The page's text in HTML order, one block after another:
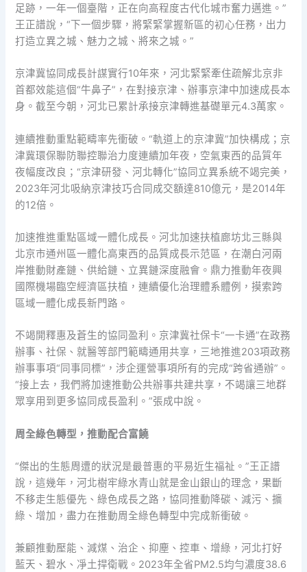
足跡，一年一個臺階，正在向高程度古代化城市奮力邁進。”
王正譜說，“下一個步驟，將緊緊掌握新區的初心任務，出力
打造立異之城、魅力之城、將來之城。”
京津冀協同成長計謀實行10年來，河北緊緊牽住疏解北京非
首都效能這個“牛鼻子”，在對接京津、辦事京津中加速成長本
身。截至今朝，河北已累計承接京津轉進基礎單元4.3萬家。
連續推動重點範疇率先衝破。“軌道上的京津冀”加快構成；京
津冀環保聯防聯控聯治力度連續加年夜，空氣東西的品質年
夜幅度改良；“京津研發、河北轉化”協同立異系統不竭完美，
2023年河北吸納京津技巧合同成交額達810億元，是2014年
的12倍。
加速推進重點區域一體化成長。河北加速扶植廊坊北三縣與
北京市通州區一體化高東西的品質成長示范區，在潮白河兩
岸推動財產鏈、供給鏈、立異鏈深度融會。鼎力推動年夜興
國際機場臨空經濟區扶植，連續優化治理體系體例，摸索跨
區域一體化成長新門路。
不竭開釋惠及蒼生的協同盈利。京津冀社保卡“一卡通”在政務
辦事、社保、就醫等部門範疇通用共享，三地推進203項政務
辦事事項“同事同標”，涉企運營事項所有的完成“跨省通辦”。
“接上去，我們將加速推動公共辦事共建共享，不竭讓三地群
眾享用到更多協同成長盈利。”張成中說。
周全綠色轉型，推動配合富饒
“傑出的生態周遭的狀況是最普惠的平易近生福祉。”王正譜
說，這幾年，河北樹牢綠水青山就是金山銀山的理念，果斷
不移走生態優先、綠色成長之路，協同推動降碳、減污、擴
綠、增加，盡力在推動周全綠色轉型中完成新衝破。
兼顧推動壓能、減煤、治企、抑塵、控車、增綠，河北打好
藍天、碧水、凈土捍衛戰。2023年全省PM2.5均勻濃度38.6